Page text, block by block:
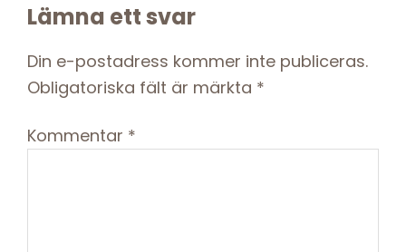
Reader
Interactions
Lämna ett svar
Din e-postadress kommer inte publiceras.
Obligatoriska fält är märkta *
Kommentar *